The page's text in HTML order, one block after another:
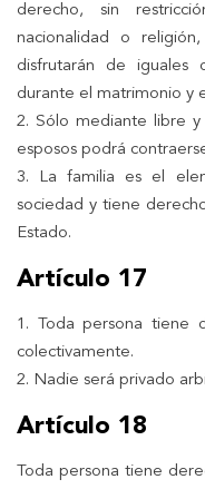
derecho, sin
nacionalidad o
disfrutarán de iguales
durante el matrimonio y
2. Sólo mediante libre
esposos podrá
3. La familia es el
sociedad y tiene
Estado.
Artículo 17
1. Toda persona tiene
colectivamente.
2. Nadie será privado
Artículo 18
Toda persona tiene